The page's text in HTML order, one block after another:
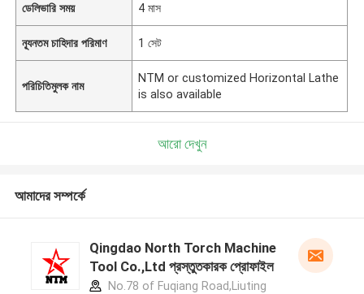
ডেলিভারি সময় 4 মাস
ন্যূনতম চাহিদার পরিমাণ 1 সেট
পরিচিতিমুলক নাম
NTM or customized Horizontal Lathe
is also available
আরো দেখুন
আমাদের সম্পর্কে
Qingdao North Torch Machine
Tool Co.,Ltd প্রস্তুতকারক প্রোফাইল
No.78 of Fuqiang Road,Liuting